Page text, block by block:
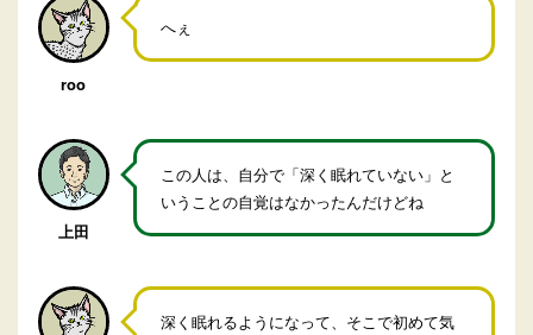
roo
へぇ
上田
この人は、自分で「深く眠れていない」と
いうことの自覚はなかったんだけどね
深く眠れるようになって、そこで初めて気